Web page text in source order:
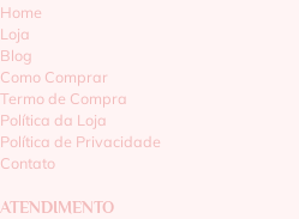
Home
Loja
Blog
Como Comprar
Termo de Compra
Política da Loja
Política de Privacidade
Contato
ATENDIMENTO